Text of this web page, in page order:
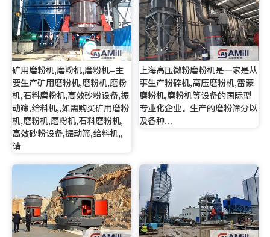
矿用磨粉机,磨粉机,磨粉机-主
要生产矿用磨粉机,磨粉机,磨粉
机,石料磨粉机,高效砂粉设备,振
动筛,给料机,,如需购买矿用磨粉
机,磨粉机,磨粉机,石料磨粉机,
高效砂粉设备,振动筛,给料机,,
请
上海高压微粉磨粉机是一家是从
事生产粉碎机,高压磨粉机,雷蒙
磨粉机,磨粉机等设备的国际型
专业化企业。生产的磨粉筛分以
及各种…